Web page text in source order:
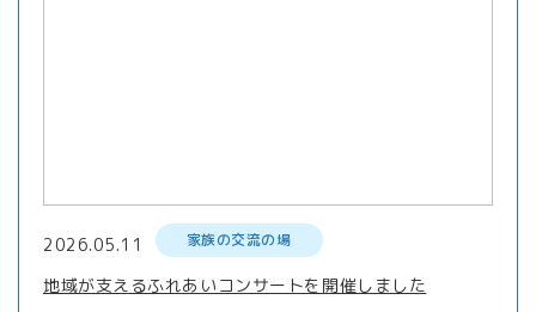
2026.05.11 家族の交流の場
地域が支えるふれあいコンサートを開催しました